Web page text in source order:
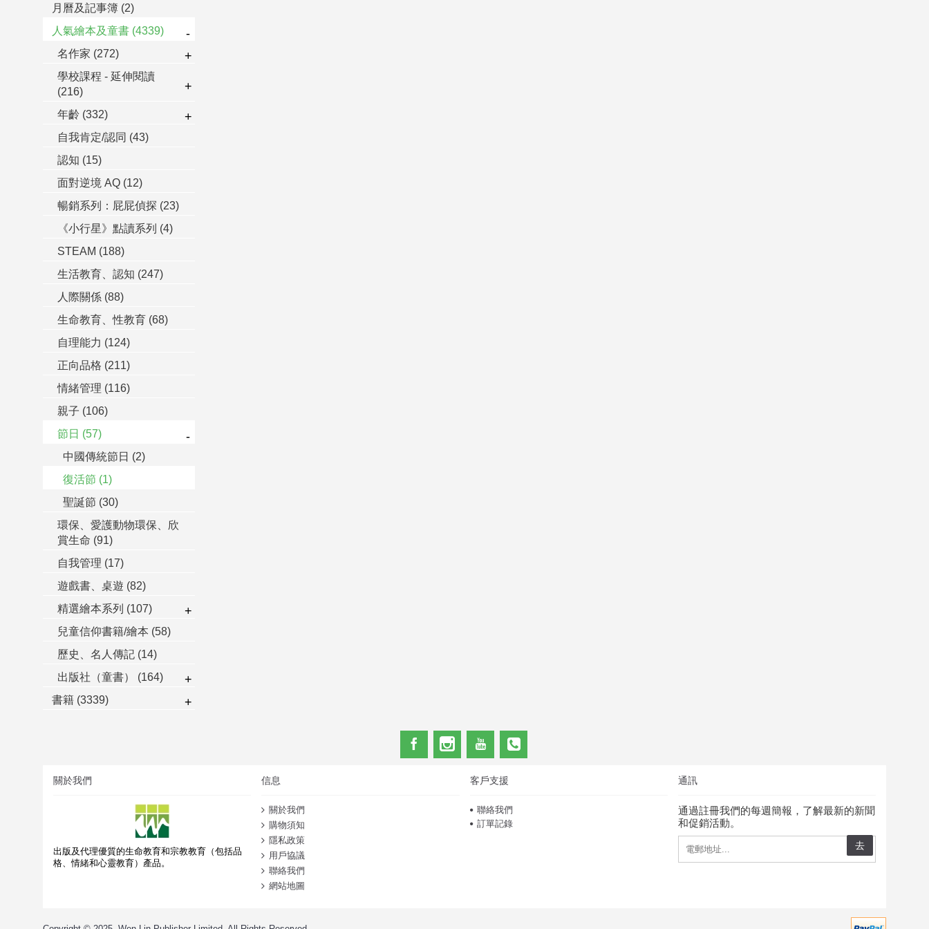
月曆及記事簿 (2)
人氣繪本及童書 (4339) -
名作家 (272) +
學校課程 - 延伸閱讀
(216)
+
年齡 (332) +
自我肯定/認同 (43)
認知 (15)
面對逆境 AQ (12)
暢銷系列：屁屁偵探 (23)
《小行星》點讀系列 (4)
STEAM (188)
生活教育、認知 (247)
人際關係 (88)
生命教育、性教育 (68)
自理能力 (124)
正向品格 (211)
情緒管理 (116)
親子 (106)
節日 (57) -
中國傳統節日 (2)
復活節 (1)
聖誕節 (30)
環保、愛護動物環保、欣
賞生命 (91)
自我管理 (17)
遊戲書、桌遊 (82)
精選繪本系列 (107) +
兒童信仰書籍/繪本 (58)
歷史、名人傳記 (14)
出版社（童書） (164) +
書籍 (3339) +
關於我們
出版及代理優質的生命教育和宗教教育（包括品
格、情緒和心靈教育）產品。
信息
關於我們
購物須知
隱私政策
用戶協議
聯絡我們
網站地圖
客戶支援
聯絡我們
訂單記錄
通訊
通過註冊我們的每週簡報，了解最新的新聞
和促銷活動。
去